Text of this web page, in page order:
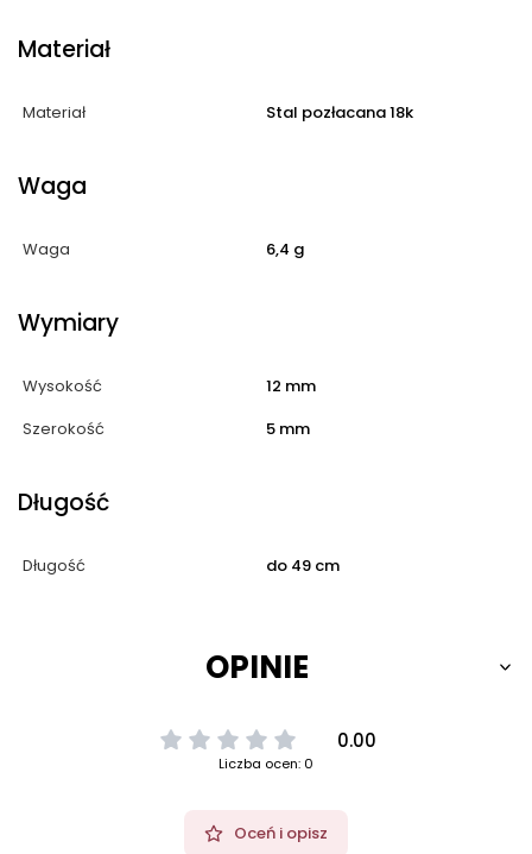
Materiał
Materiał Stal pozłacana 18k
Waga
Waga 6,4 g
Wymiary
Wysokość
12 mm
Szerokość
5 mm
Długość
Długość do 49 cm
OPINIE
0.00
Liczba ocen: 0
Oceń i opisz